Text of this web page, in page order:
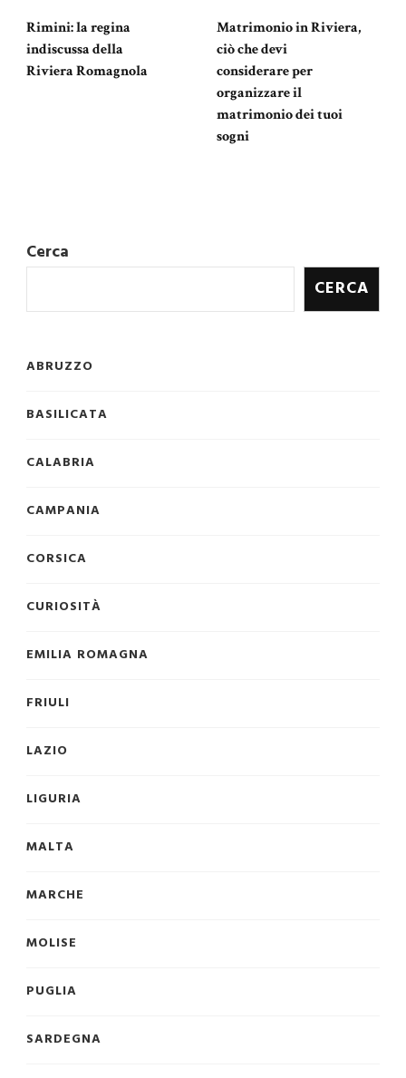
Rimini: la regina
indiscussa della
Riviera Romagnola
Matrimonio in Riviera,
ciò che devi
considerare per
organizzare il
matrimonio dei tuoi
sogni
Cerca
CERCA
ABRUZZO
BASILICATA
CALABRIA
CAMPANIA
CORSICA
CURIOSITÀ
EMILIA ROMAGNA
FRIULI
LAZIO
LIGURIA
MALTA
MARCHE
MOLISE
PUGLIA
SARDEGNA